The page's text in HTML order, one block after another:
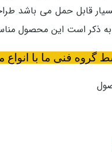
ذکر است این محصول
گروه فنی ما با انواع